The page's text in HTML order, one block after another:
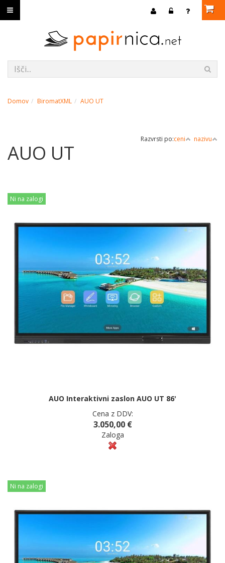
Domov BiromatXML AUO UT
Razvrsti po:ceni nazivu
AUO UT
Ni na zalogi
AUO Interaktivni zaslon AUO UT 86'
Cena z DDV:
3.050,00 €
Zaloga
Ni na zalogi